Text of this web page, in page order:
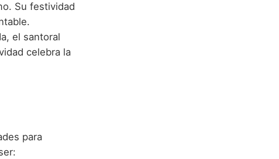
Su festividad
el santoral
celebra la
para